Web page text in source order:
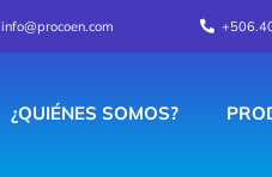
info@procoen.com
¿QUIÉNES SOMOS?